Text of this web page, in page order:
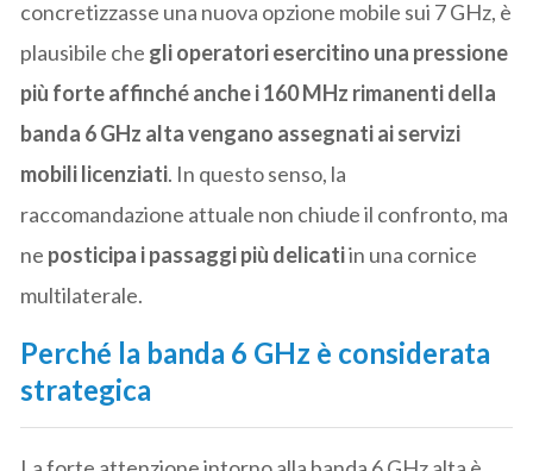
concretizzasse una nuova opzione mobile sui 7 GHz, è
plausibile che gli operatori esercitino una pressione
più forte affinché anche i 160 MHz rimanenti della
banda 6 GHz alta vengano assegnati ai servizi
mobili licenziati. In questo senso, la
raccomandazione attuale non chiude il confronto, ma
ne posticipa i passaggi più delicatiin una cornice
multilaterale.
Perché la banda 6 GHz è considerata
strategica